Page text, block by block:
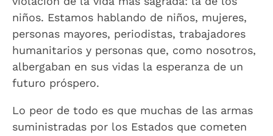
niños. Estamos hablando de niños, mujeres,
personas mayores, periodistas, trabajadores
humanitarios y personas que, como nosotros,
albergaban en sus vidas la esperanza de un
futuro próspero.
Lo peor de todo es que muchas de las armas
suministradas por los Estados que cometen